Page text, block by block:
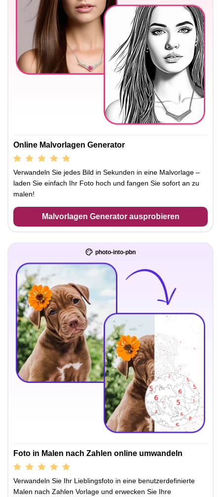
Online Malvorlagen Generator
Verwandeln Sie jedes Bild in Sekunden in eine Malvorlage –
laden Sie einfach Ihr Foto hoch und fangen Sie sofort an zu
malen!
Malvorlagen Generator ausprobieren
photo-into-pbn
Foto in Malen nach Zahlen online umwandeln
Verwandeln Sie Ihr Lieblingsfoto in eine benutzerdefinierte
Malen nach Zahlen Vorlage und erwecken Sie Ihre